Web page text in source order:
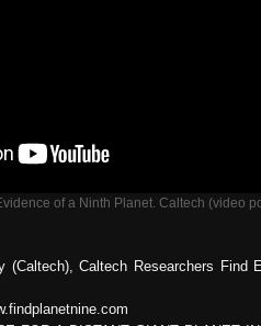
of a Ninth Planet. Caltech (video
(Caltech), Caltech Researchers Find